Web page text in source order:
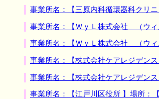
事業所名：【三原内科循環器科クリ
事業所名：【ＷｙＬ株式会社 （ウィ
事業所名：【ＷｙＬ株式会社 （ウィ
事業所名：【株式会社ケアレジデン
事業所名：【株式会社ケアレジデン
事業所名：【江戸川区役所 】場所：